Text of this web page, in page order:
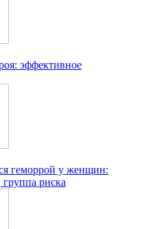
эффективное
геморрой у женщин:
риска